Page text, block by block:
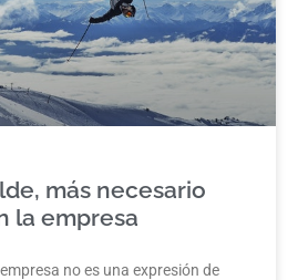
más necesario
la empresa
no es una expresión de